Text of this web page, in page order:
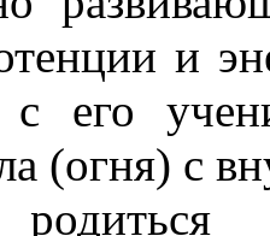
и
с его
(огня) с